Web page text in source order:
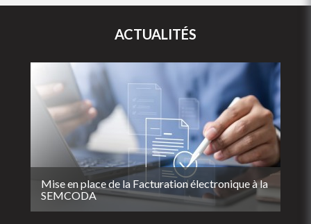
ACTUALITÉS
Mise en place de la Facturation électronique à la
SEMCODA